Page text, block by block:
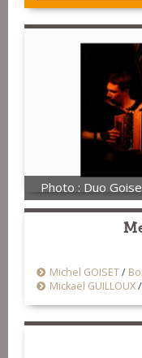
Photo : Duo
Michel GOISET/
Mickaël GUILLOUX/